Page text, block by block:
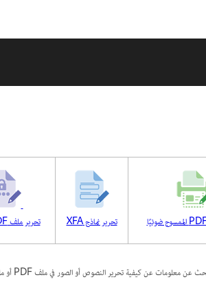
تحرير نماذج XFA تحرير ملف PDF المؤمن